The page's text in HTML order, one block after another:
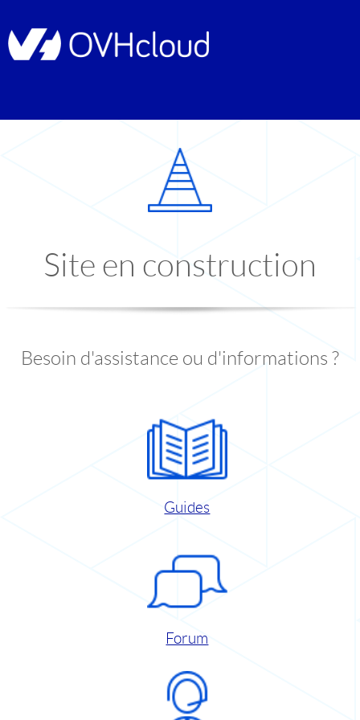
Site en construction
Besoin d'assistance ou d'informations ?
Guides
Forum